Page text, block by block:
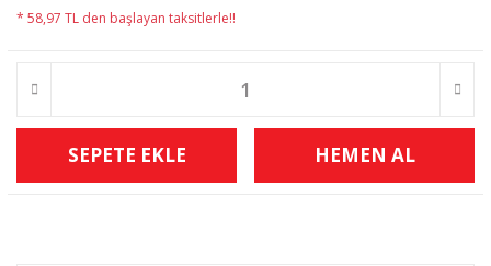
* 58,97 TL den başlayan taksitlerle!!
SEPETE EKLE HEMEN AL